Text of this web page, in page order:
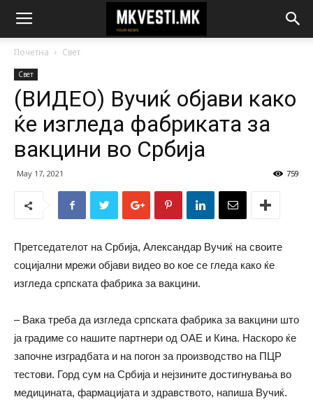
Почетна Свет
Свет
(ВИДЕО) Вучиќ објави како
ќе изгледа фабриката за
вакцини во Србија
May 17, 2021 759
Претседателот на Србија, Александар Вучиќ на своите
социјални мрежи објави видео во кое се гледа како ќе
изгледа српската фабрика за вакцини.
– Вака треба да изгледа српската фабрика за вакцини што
ја градиме со нашите партнери од ОАЕ и Кина. Наскоро ќе
започне изградбата и на погон за производство на ПЦР
тестови. Горд сум на Србија и нејзините достигнувања во
медицината, фармацијата и здравството, напиша Вучиќ.